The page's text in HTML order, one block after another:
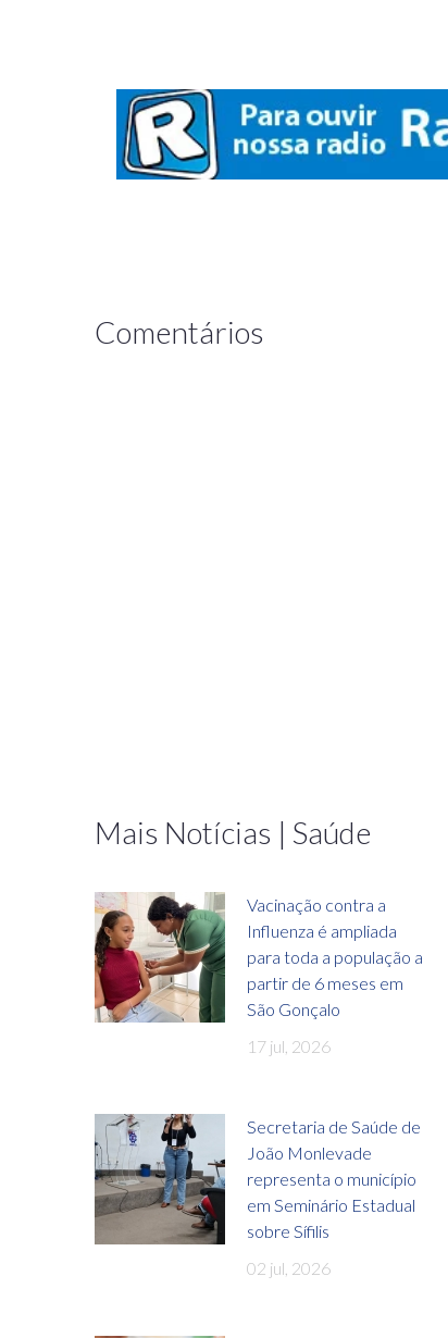
Comentários
Mais Notícias | Saúde
Vacinação contra a
Influenza é ampliada
para toda a população a
partir de 6 meses em
São Gonçalo
17 jul, 2026
Secretaria de Saúde de
João Monlevade
representa o município
em Seminário Estadual
sobre Sífilis
02 jul, 2026